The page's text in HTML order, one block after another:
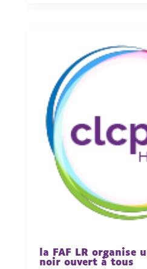
la FAF LR organise
noir ouvert à tous